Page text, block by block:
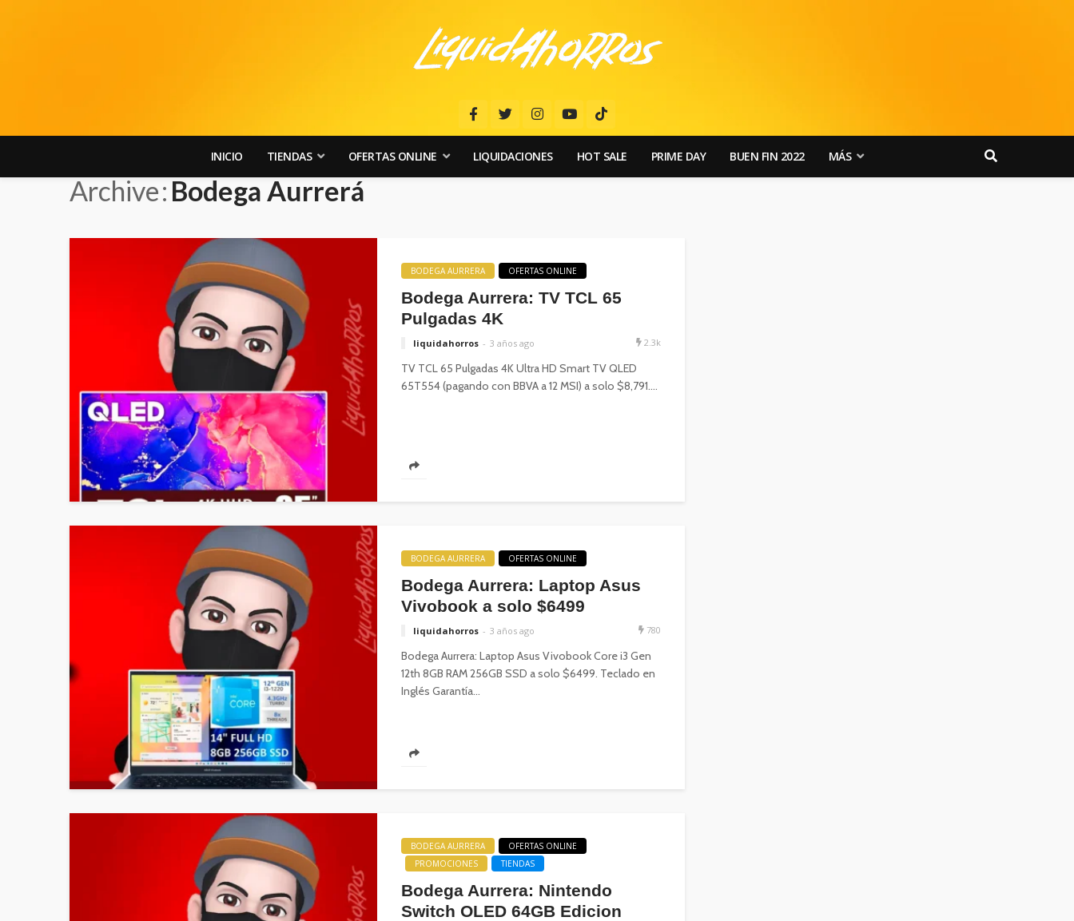
INICIO TIENDAS OFERTAS ONLINE LIQUIDACIONES HOT SALE PRIME DAY BUEN FIN 2022 MÁS
Archive Bodega Aurrerá
BODEGA AURRERA OFERTAS ONLINE
Bodega Aurrera: TV TCL 65
Pulgadas 4K
liquidahorros 3 años ago 2.3k
TV TCL 65 Pulgadas 4K Ultra HD Smart TV QLED
65T554 (pagando con BBVA a 12 MSI) a solo $8,791....
BODEGA AURRERA OFERTAS ONLINE
Bodega Aurrera: Laptop Asus
Vivobook a solo $6499
liquidahorros 3 años ago 780
Bodega Aurrera: Laptop Asus Vivobook Core i3 Gen
12th 8GB RAM 256GB SSD a solo $6499. Teclado en
Inglés Garantía...
BODEGA AURRERA
OFERTAS ONLINE
PROMOCIONES
TIENDAS
Bodega Aurrera: Nintendo
Switch OLED 64GB Edicion